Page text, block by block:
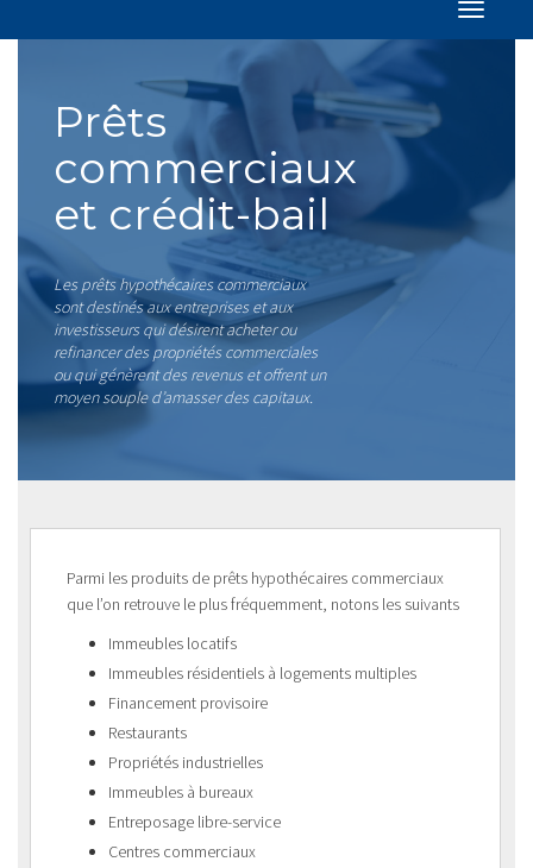
Prêts
commerciaux
et crédit-bail
Les prêts hypothécaires commerciaux
sont destinés aux entreprises et aux
investisseurs qui désirent acheter ou
refinancer des propriétés commerciales
ou qui génèrent des revenus et offrent un
moyen souple d’amasser des capitaux.
Parmi les produits de prêts hypothécaires commerciaux
que l’on retrouve le plus fréquemment, notons les suivants
Immeubles locatifs
Immeubles résidentiels à logements multiples
Financement provisoire
Restaurants
Propriétés industrielles
Immeubles à bureaux
Entreposage libre-service
Centres commerciaux